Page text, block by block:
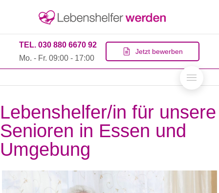
TEL. 030 880 6670 92
Mo. - Fr. 09:00 - 17:00
Jetzt bewerben
Lebenshelfer/in für unsere
Senioren in Essen und
Umgebung